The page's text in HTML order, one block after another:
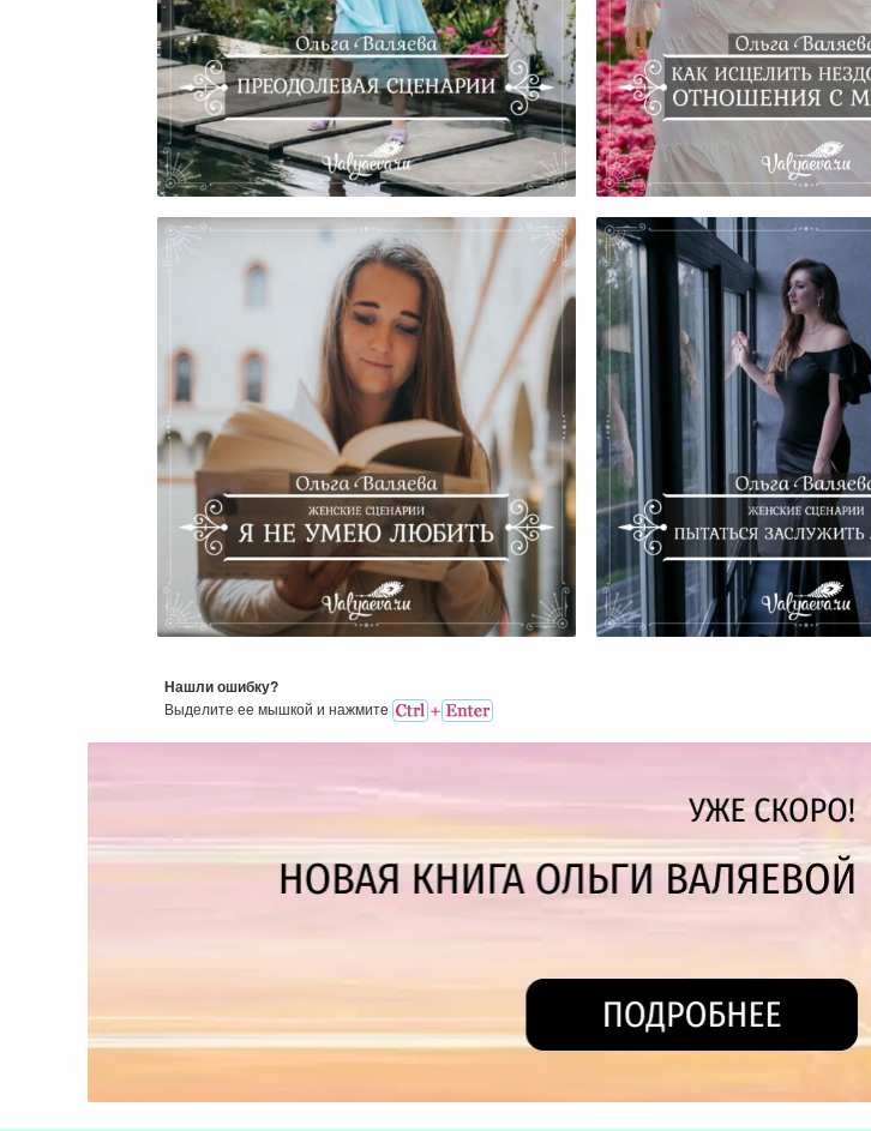
Преодолевая Сценарии
Как Исцелить
Отношения С
Женские Сценарии. Я Не Умею
Любить.
Женские
Заслужить
Нашли ошибку?
Выделите ее мышкой и нажмитe